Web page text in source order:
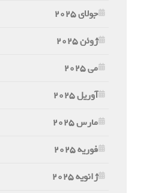
جولای 2025
ژوئن 2025
می 2025
آوریل 2025
مارس 2025
فوریه 2025
ژانویه 2025